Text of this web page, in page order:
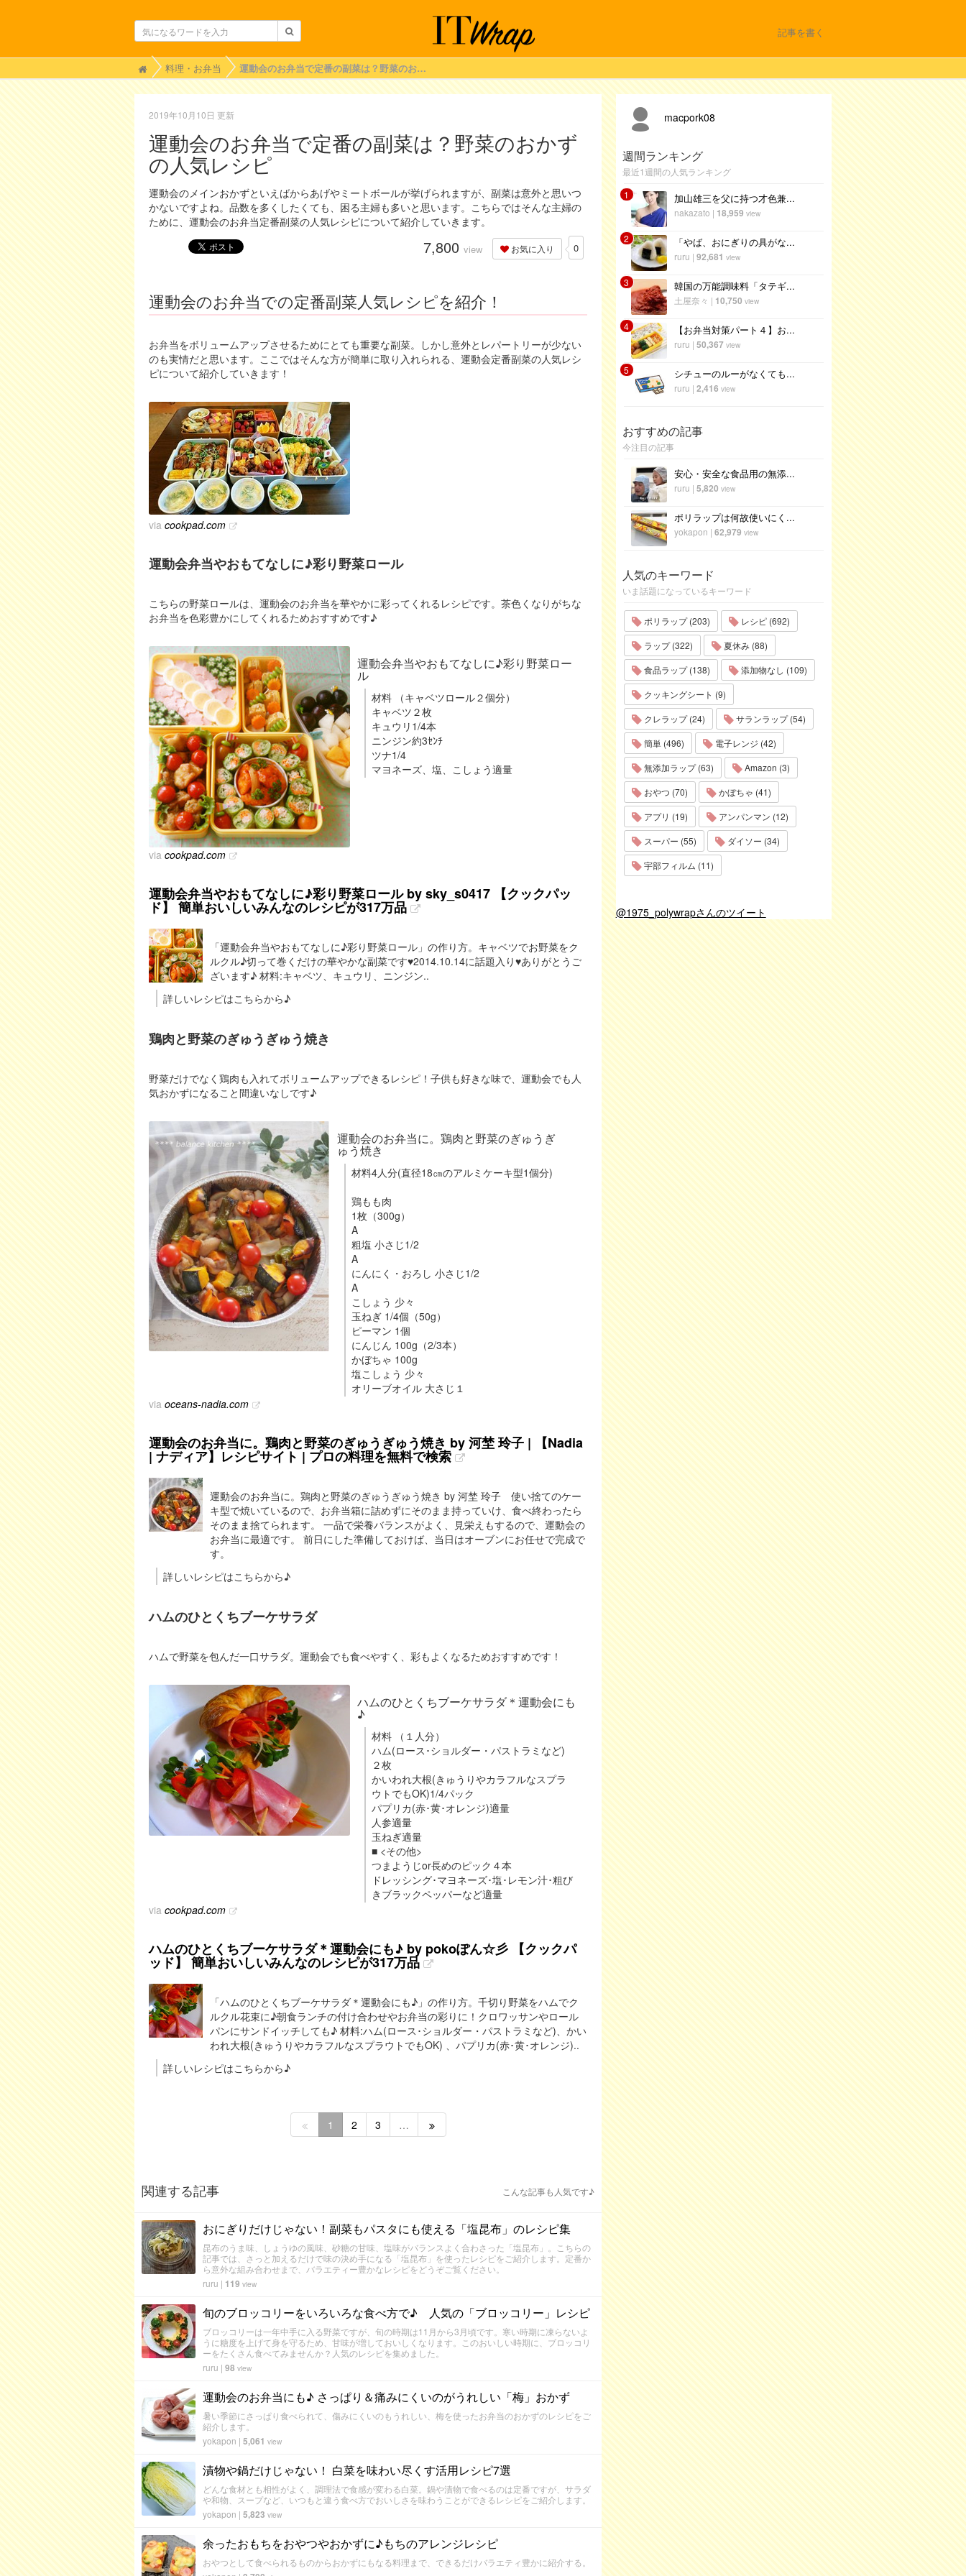
記事を書く
H
o
m
料理・お弁当 運動会のお弁当で定番の副菜は？野菜のおかずの人気レシピ
2019年10月10日 更新
運動会のお弁当で定番の副菜は？野菜のおかず
の人気レシピ
運動会のメインおかずといえばからあげやミートボールが挙げられますが、副菜は意外と思いつ
かないですよね。品数を多くしたくても、困る主婦も多いと思います。こちらではそんな主婦の
ために、運動会のお弁当定番副菜の人気レシピについて紹介していきます。
7,800 view お気に入り 0
運動会のお弁当での定番副菜人気レシピを紹介！
お弁当をボリュームアップさせるためにとても重要な副菜。しかし意外とレパートリーが少ない
のも実情だと思います。ここではそんな方が簡単に取り入れられる、運動会定番副菜の人気レシ
ピについて紹介していきます！
via cookpad.com
運動会弁当やおもてなしに♪彩り野菜ロール
こちらの野菜ロールは、運動会のお弁当を華やかに彩ってくれるレシピです。茶色くなりがちな
お弁当を色彩豊かにしてくれるためおすすめです♪
運動会弁当やおもてなしに♪彩り野菜ロー
ル
材料 （キャベツロール２個分）
キャベツ２枚
キュウリ1/4本
ニンジン約3ｾﾝﾁ
ツナ1/4
マヨネーズ、塩、こしょう適量
via cookpad.com
運動会弁当やおもてなしに♪彩り野菜ロール by sky_s0417 【クックパッ
ド】 簡単おいしいみんなのレシピが317万品
「運動会弁当やおもてなしに♪彩り野菜ロール」の作り方。キャベツでお野菜をク
ルクル♪切って巻くだけの華やかな副菜です♥2014.10.14に話題入り♥ありがとうご
ざいます♪ 材料:キャベツ、キュウリ、ニンジン..
詳しいレシピはこちらから♪
鶏肉と野菜のぎゅうぎゅう焼き
野菜だけでなく鶏肉も入れてボリュームアップできるレシピ！子供も好きな味で、運動会でも人
気おかずになること間違いなしです♪
運動会のお弁当に。鶏肉と野菜のぎゅうぎ
ゅう焼き
材料4人分(直径18㎝のアルミケーキ型1個分)
鶏もも肉
1枚（300g）
A
粗塩 小さじ1/2
A
にんにく・おろし 小さじ1/2
A
こしょう 少々
玉ねぎ 1/4個（50g）
ピーマン 1個
にんじん 100g（2/3本）
かぼちゃ 100g
塩こしょう 少々
オリーブオイル 大さじ１
via oceans-nadia.com
運動会のお弁当に。鶏肉と野菜のぎゅうぎゅう焼き by 河埜 玲子 | 【Nadia
| ナディア】レシピサイト | プロの料理を無料で検索
運動会のお弁当に。鶏肉と野菜のぎゅうぎゅう焼き by 河埜 玲子 使い捨てのケー
キ型で焼いているので、お弁当箱に詰めずにそのまま持っていけ、食べ終わったら
そのまま捨てられます。 一品で栄養バランスがよく、見栄えもするので、運動会の
お弁当に最適です。 前日にした準備しておけば、当日はオーブンにお任せで完成で
す。
詳しいレシピはこちらから♪
ハムのひとくちブーケサラダ
ハムで野菜を包んだ一口サラダ。運動会でも食べやすく、彩もよくなるためおすすめです！
ハムのひとくちブーケサラダ＊運動会にも
♪
材料 （１人分）
ハム(ロース･ショルダー・パストラミなど)
２枚
かいわれ大根(きゅうりやカラフルなスプラ
ウトでもOK)1/4パック
パプリカ(赤･黄･オレンジ)適量
人参適量
玉ねぎ適量
■ <その他>
つまようじor長めのピック４本
ドレッシング･マヨネーズ･塩･レモン汁･粗び
きブラックペッパーなど適量
via cookpad.com
ハムのひとくちブーケサラダ＊運動会にも♪ by pokoぽん☆彡 【クックパ
ッド】 簡単おいしいみんなのレシピが317万品
「ハムのひとくちブーケサラダ＊運動会にも♪」の作り方。千切り野菜をハムでク
ルクル花束に♪朝食ランチの付け合わせやお弁当の彩りに！クロワッサンやロール
パンにサンドイッチしても♪ 材料:ハム(ロース･ショルダー・パストラミなど)、かい
われ大根(きゅうりやカラフルなスプラウトでもOK) 、パプリカ(赤･黄･オレンジ)..
詳しいレシピはこちらから♪
1 2 3 …
関連する記事 こんな記事も人気です♪
おにぎりだけじゃない！副菜もパスタにも使える「塩昆布」のレシピ集
昆布のうま味、しょうゆの風味、砂糖の甘味、塩味がバランスよく合わさった「塩昆布」。こちらの
記事では、さっと加えるだけで味の決め手になる「塩昆布」を使ったレシピをご紹介します。定番か
ら意外な組み合わせまで、バラエティー豊かなレシピをどうぞご覧ください。
ruru | 119 view
旬のブロッコリーをいろいろな食べ方で♪ 人気の「ブロッコリー」レシピ
ブロッコリーは一年中手に入る野菜ですが、旬の時期は11月から3月頃です。寒い時期に凍らないよ
うに糖度を上げて身を守るため、甘味が増しておいしくなります。このおいしい時期に、ブロッコリ
ーをたくさん食べてみませんか？人気のレシピを集めました。
ruru | 98 view
運動会のお弁当にも♪ さっぱり＆痛みにくいのがうれしい「梅」おかず
暑い季節にさっぱり食べられて、傷みにくいのもうれしい、梅を使ったお弁当のおかずのレシピをご
紹介します。
yokapon | 5,061 view
漬物や鍋だけじゃない！ 白菜を味わい尽くす活用レシピ7選
どんな食材とも相性がよく、調理法で食感が変わる白菜。鍋や漬物で食べるのは定番ですが、サラダ
や和物、スープなど、いつもと違う食べ方でおいしさを味わうことができるレシピをご紹介します。
yokapon | 5,823 view
余ったおもちをおやつやおかずに♪もちのアレンジレシピ
おやつとして食べられるものからおかずにもなる料理まで、できるだけバラエティ豊かに紹介する。
macpork08
週間ランキング
最近1週間の人気ランキング
1
加山雄三を父に持つ才色兼...
nakazato | 18,959 view
2 「やば、おにぎりの具がな...
ruru | 92,681 view
3 韓国の万能調味料「タテギ...
土屋奈々 | 10,750 view
4 【お弁当対策パート４】お...
ruru | 50,367 view
5 シチューのルーがなくても...
ruru | 2,416 view
おすすめの記事
今注目の記事
安心・安全な食品用の無添...
ruru | 5,820 view
ポリラップは何故使いにく...
yokapon | 62,979 view
人気のキーワード
いま話題になっているキーワード
ポリラップ (203)
レシピ (692)
ラップ (322)
夏休み (88)
食品ラップ (138)
添加物なし (109)
クッキングシート (9)
クレラップ (24)
サランラップ (54)
簡単 (496)
電子レンジ (42)
無添加ラップ (63)
Amazon (3)
おやつ (70)
かぼちゃ (41)
アプリ (19)
アンパンマン (12)
スーパー (55)
ダイソー (34)
宇部フィルム (11)
@1975_polywrapさんのツイート